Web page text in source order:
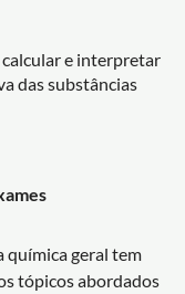
e interpretar
das substâncias
química geral tem
tópicos abordados